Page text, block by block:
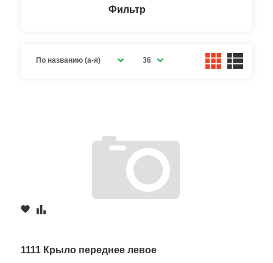
Фильтр
По названию (а-я) 36
1111 Крыло переднее левое